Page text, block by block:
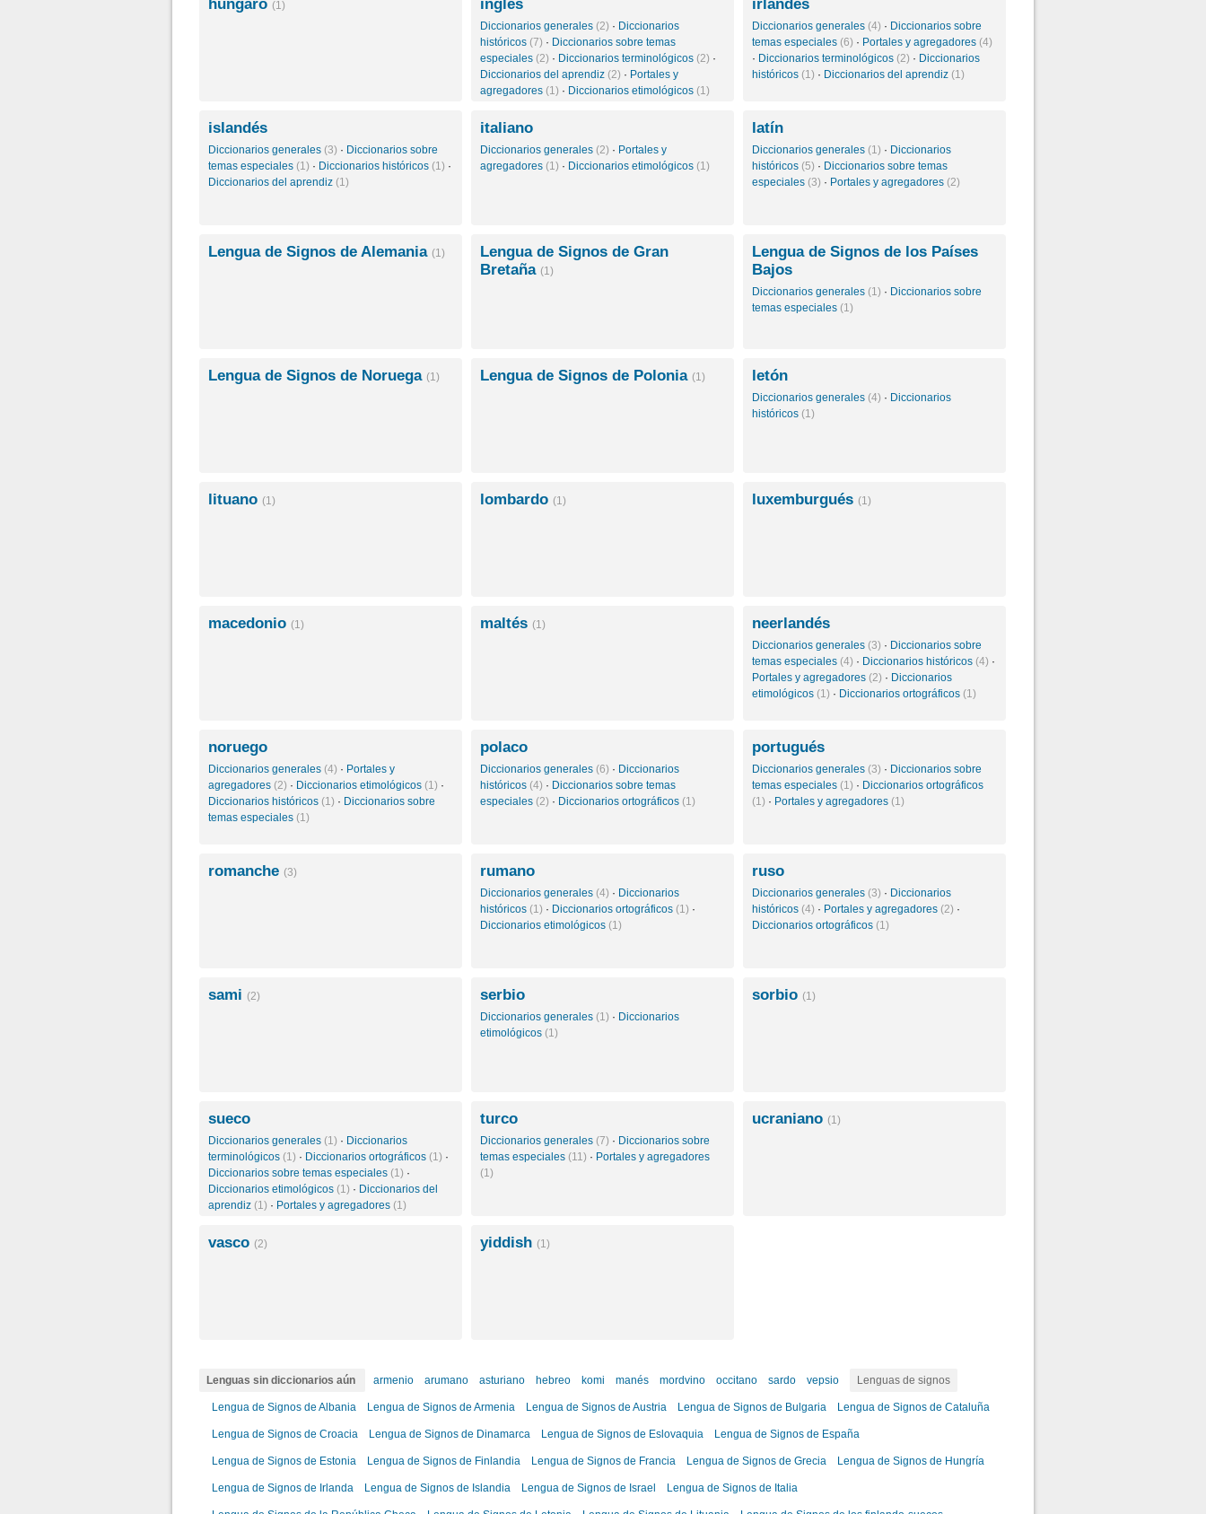
húngaro (1) inglés
Diccionarios generales (2) · Diccionarios
históricos (7) · Diccionarios sobre temas
especiales (2) · Diccionarios terminológicos (2) ·
Diccionarios del aprendiz (2) · Portales y
agregadores (1) · Diccionarios etimológicos (1)
irlandés
Diccionarios generales (4) · Diccionarios sobre
temas especiales (6) · Portales y agregadores (4)
· Diccionarios terminológicos (2) · Diccionarios
históricos (1) · Diccionarios del aprendiz (1)
islandés
Diccionarios generales (3) · Diccionarios sobre
temas especiales (1) · Diccionarios históricos (1) ·
Diccionarios del aprendiz (1)
italiano
Diccionarios generales (2) · Portales y
agregadores (1) · Diccionarios etimológicos (1)
latín
Diccionarios generales (1) · Diccionarios
históricos (5) · Diccionarios sobre temas
especiales (3) · Portales y agregadores (2)
Lengua de Signos de Alemania (1)
Lengua de Signos de Gran
Bretaña (1)
Lengua de Signos de los Países
Bajos
Diccionarios generales (1) · Diccionarios sobre
temas especiales (1)
Lengua de Signos de Noruega (1) Lengua de Signos de Polonia (1) letón
Diccionarios generales (4) · Diccionarios
históricos (1)
lituano (1) lombardo (1) luxemburgués (1)
macedonio (1) maltés (1) neerlandés
Diccionarios generales (3) · Diccionarios sobre
temas especiales (4) · Diccionarios históricos (4) ·
Portales y agregadores (2) · Diccionarios
etimológicos (1) · Diccionarios ortográficos (1)
noruego
Diccionarios generales (4) · Portales y
agregadores (2) · Diccionarios etimológicos (1) ·
Diccionarios históricos (1) · Diccionarios sobre
temas especiales (1)
polaco
Diccionarios generales (6) · Diccionarios
históricos (4) · Diccionarios sobre temas
especiales (2) · Diccionarios ortográficos (1)
portugués
Diccionarios generales (3) · Diccionarios sobre
temas especiales (1) · Diccionarios ortográficos
(1) · Portales y agregadores (1)
romanche (3) rumano
Diccionarios generales (4) · Diccionarios
históricos (1) · Diccionarios ortográficos (1) ·
Diccionarios etimológicos (1)
ruso
Diccionarios generales (3) · Diccionarios
históricos (4) · Portales y agregadores (2) ·
Diccionarios ortográficos (1)
sami (2) serbio
Diccionarios generales (1) · Diccionarios
etimológicos (1)
sorbio (1)
sueco
Diccionarios generales (1) · Diccionarios
terminológicos (1) · Diccionarios ortográficos (1) ·
Diccionarios sobre temas especiales (1) ·
Diccionarios etimológicos (1) · Diccionarios del
aprendiz (1) · Portales y agregadores (1)
turco
Diccionarios generales (7) · Diccionarios sobre
temas especiales (11) · Portales y agregadores
(1)
ucraniano (1)
vasco (2) yiddish (1)
Lenguas sin diccionarios aún armenio arumano asturiano hebreo komi manés mordvino occitano sardo vepsio Lenguas de signos
Lengua de Signos de Albania Lengua de Signos de Armenia Lengua de Signos de Austria Lengua de Signos de Bulgaria Lengua de Signos de Cataluña
Lengua de Signos de Croacia Lengua de Signos de Dinamarca Lengua de Signos de Eslovaquia Lengua de Signos de España
Lengua de Signos de Estonia Lengua de Signos de Finlandia Lengua de Signos de Francia Lengua de Signos de Grecia Lengua de Signos de Hungría
Lengua de Signos de Irlanda Lengua de Signos de Islandia Lengua de Signos de Israel Lengua de Signos de Italia